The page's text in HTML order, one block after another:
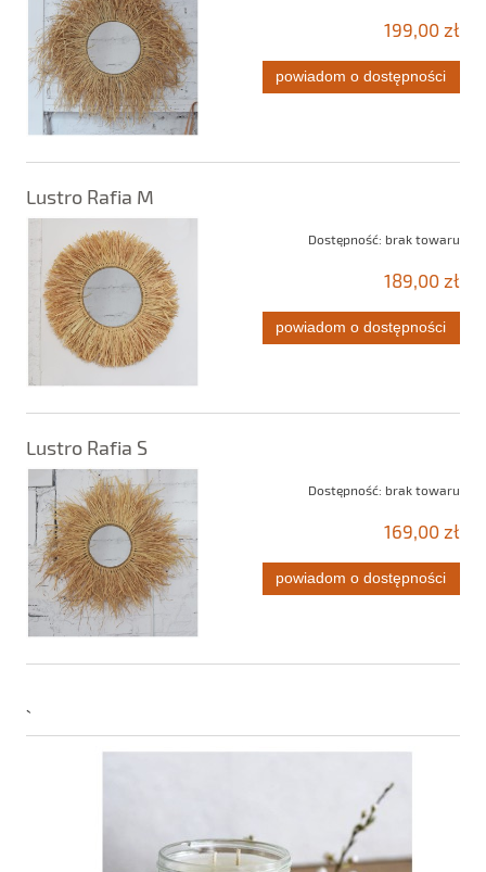
199,00 zł
powiadom o dostępności
Lustro Rafia M
Dostępność: brak towaru
189,00 zł
powiadom o dostępności
Lustro Rafia S
Dostępność: brak towaru
169,00 zł
powiadom o dostępności